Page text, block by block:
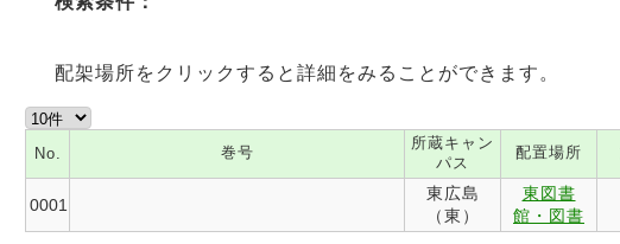
配架場所をクリックすると詳細をみることができます。
No. 巻号
所蔵キャン
パス
配置場所
0001
東広島
（東）
東図書
館・図書